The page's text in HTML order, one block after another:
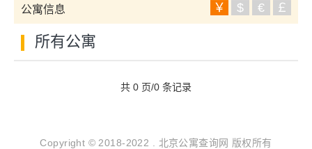
公寓信息 ￥ $ € ￡
所有公寓
共 0 页/0 条记录
Copyright © 2018-2022 . 北京公寓查询网 版权所有